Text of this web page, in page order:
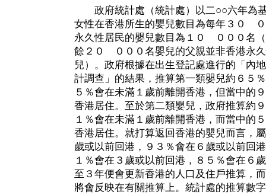
政府統計處（統計處）以二○○六年為
女性在香港所生的嬰兒數目為每年３０
永久性居民的嬰兒數目為１０ ０００名
餘２０ ０００名嬰兒的父親並非香港永
兒）。政府根據在出生登記處進行的「內
計調查」的結果，推算第一類嬰兒約６５
５％會在未滿１歲前離開香港，但當中的
香港居住。至於第二類嬰兒，政府推算約
１％會在未滿１歲前離開香港，而當中的
香港居住。就打算返回香港的嬰兒而言，
歲或以前回港，９３％會在６歲或以前回
１％會在３歲或以前回港，８５％會在６
至３年便會更新香港的人口及住戶推算，
將會反映在有關推算上。統計處的推算數